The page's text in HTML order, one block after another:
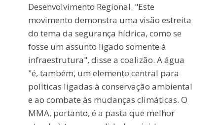
Desenvolvimento Regional. "Este
movimento demonstra uma visão estreita
do tema da segurança hídrica, como se
fosse um assunto ligado somente à
infraestrutura", disse a coalizão. A água
"é, também, um elemento central para
políticas ligadas à conservação ambiental
e ao combate às mudanças climáticas. O
MMA, portanto, é a pasta que melhor